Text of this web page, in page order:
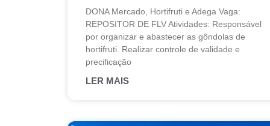
DONA Mercado, Hortifruti e Adega Vaga:
REPOSITOR DE FLV Atividades: Responsável
por organizar e abastecer as gôndolas de
hortifruti. Realizar controle de validade e
precificação
LER MAIS